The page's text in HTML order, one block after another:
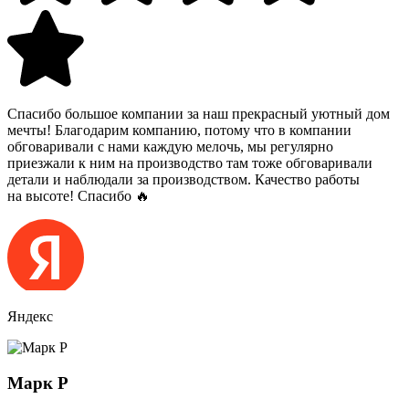
Спасибо большое компании за наш прекрасный уютный дом
мечты! Благодарим компанию, потому что в компании
обговаривали с нами каждую мелочь, мы регулярно
приезжали к ним на производство там тоже обговаривали
детали и наблюдали за производством. Качество работы
на высоте! Спасибо 🔥
Яндекс
Марк Р